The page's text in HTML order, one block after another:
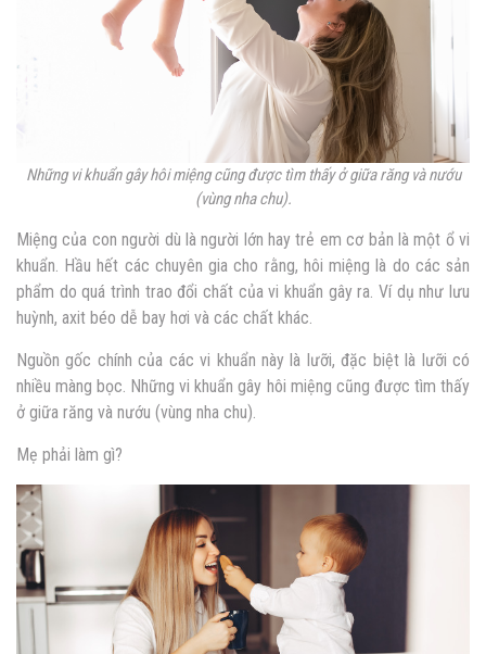
Những vi khuẩn gây hôi miệng cũng được tìm thấy ở giữa răng và nướu
(vùng nha chu).
Miệng của con người dù là người lớn hay trẻ em cơ bản là một ổ vi
khuẩn. Hầu hết các chuyên gia cho rằng, hôi miệng là do các sản
phẩm do quá trình trao đổi chất của vi khuẩn gây ra. Ví dụ như lưu
huỳnh, axit béo dễ bay hơi và các chất khác.
Nguồn gốc chính của các vi khuẩn này là lưỡi, đặc biệt là lưỡi có
nhiều màng bọc. Những vi khuẩn gây hôi miệng cũng được tìm thấy
ở giữa răng và nướu (vùng nha chu).
Mẹ phải làm gì?